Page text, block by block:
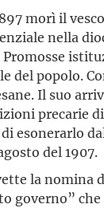
morì il
nella
Promosse
del popolo.
Il suo
precarie
esonerarlo
del 1907.
la nomina
governo”